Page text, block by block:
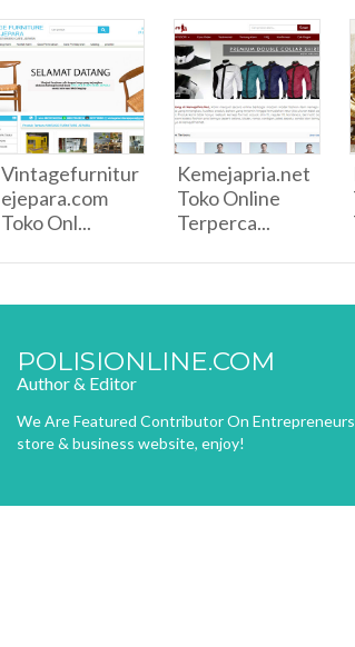
Vintagefurnitur
ejepara.com
Toko Onl...
Kemejapria.net
Toko Online
Terperca...
POLISIONLINE.COM
Author & Editor
We Are Featured Contributor On
store & business website, enjoy!